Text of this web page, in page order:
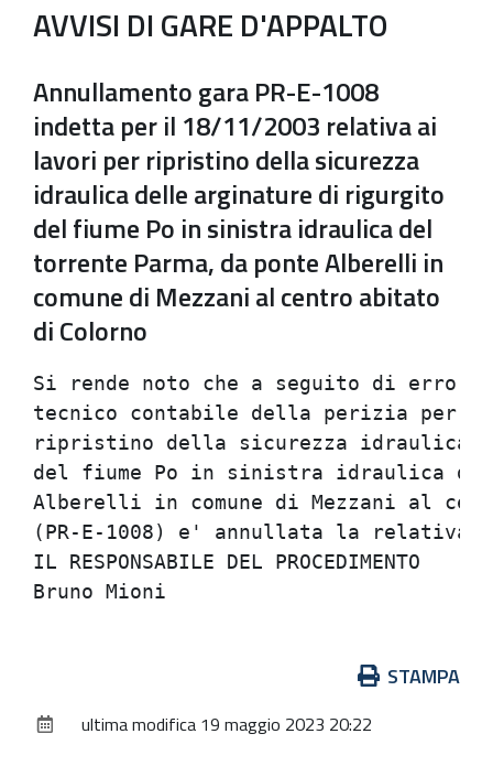
AVVISI DI GARE D'APPALTO
Annullamento gara PR-E-1008
indetta per il 18/11/2003 relativa ai
lavori per ripristino della sicurezza
idraulica delle arginature di rigurgito
del fiume Po in sinistra idraulica del
torrente Parma, da ponte Alberelli in
comune di Mezzani al centro abitato
di Colorno
Si rende noto che a seguito
tecnico contabile della
ripristino della sicurezza
del fiume Po in sinistra
Alberelli in comune di Mezzani
(PR-E-1008) e' annullata
IL RESPONSABILE
documento
STAMPA
ultima modifica 19 maggio 2023 20:22